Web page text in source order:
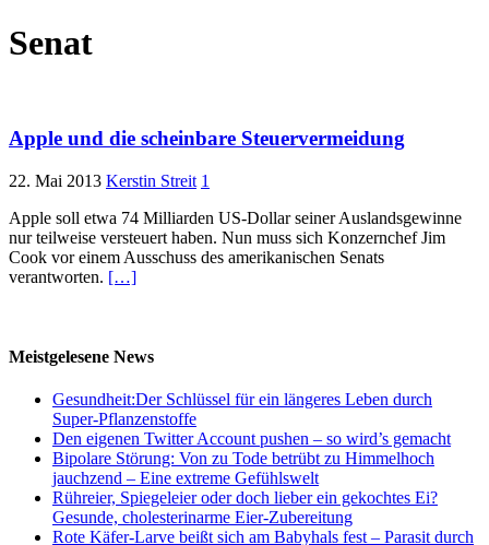
Senat
Apple und die scheinbare Steuervermeidung
22. Mai 2013 Kerstin Streit 1
Apple soll etwa 74 Milliarden US-Dollar seiner Auslandsgewinne
nur teilweise versteuert haben. Nun muss sich Konzernchef Jim
Cook vor einem Ausschuss des amerikanischen Senats
verantworten. […]
Meistgelesene News
Gesundheit:Der Schlüssel für ein längeres Leben durch
Super-Pflanzenstoffe
Den eigenen Twitter Account pushen – so wird’s gemacht
Bipolare Störung: Von zu Tode betrübt zu Himmelhoch
jauchzend – Eine extreme Gefühlswelt
Rühreier, Spiegeleier oder doch lieber ein gekochtes Ei?
Gesunde, cholesterinarme Eier-Zubereitung
Rote Käfer-Larve beißt sich am Babyhals fest – Parasit durch